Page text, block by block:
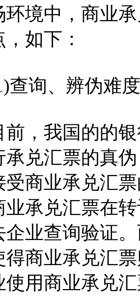
环境中，商业
如下：
询、辨伪难
我国的的银
承兑汇票的真
受商业承兑汇
业承兑汇票在
企业查询验证
得商业承兑汇
使用商业承兑